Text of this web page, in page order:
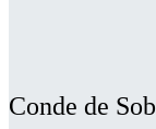
Conde de